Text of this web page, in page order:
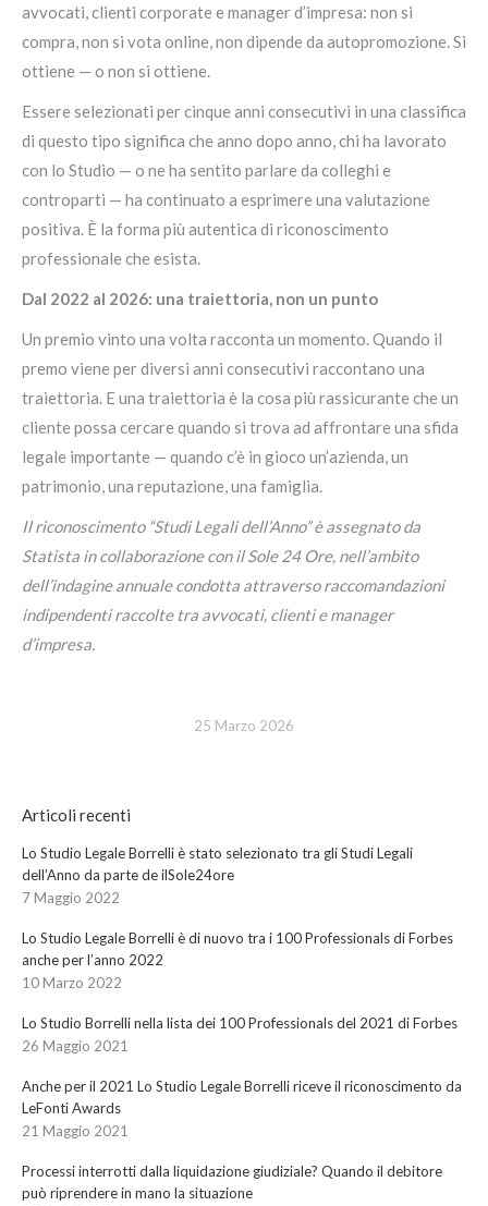
avvocati, clienti corporate e manager d’impresa: non si
compra, non si vota online, non dipende da autopromozione. Si
ottiene — o non si ottiene.
Essere selezionati per cinque anni consecutivi in una classifica
di questo tipo significa che anno dopo anno, chi ha lavorato
con lo Studio — o ne ha sentito parlare da colleghi e
controparti — ha continuato a esprimere una valutazione
positiva. È la forma più autentica di riconoscimento
professionale che esista.
Dal 2022 al 2026: una traiettoria, non un punto
Un premio vinto una volta racconta un momento. Quando il
premo viene per diversi anni consecutivi raccontano una
traiettoria. E una traiettoria è la cosa più rassicurante che un
cliente possa cercare quando si trova ad affrontare una sfida
legale importante — quando c’è in gioco un’azienda, un
patrimonio, una reputazione, una famiglia.
Il riconoscimento “Studi Legali dell’Anno” è assegnato da
Statista in collaborazione con il Sole 24 Ore, nell’ambito
dell’indagine annuale condotta attraverso raccomandazioni
indipendenti raccolte tra avvocati, clienti e manager
d’impresa.
25 Marzo 2026
Articoli recenti
Lo Studio Legale Borrelli è stato selezionato tra gli Studi Legali
dell’Anno da parte de ilSole24ore
7 Maggio 2022
Lo Studio Legale Borrelli è di nuovo tra i 100 Professionals di Forbes
anche per l’anno 2022
10 Marzo 2022
Lo Studio Borrelli nella lista dei 100 Professionals del 2021 di Forbes
26 Maggio 2021
Anche per il 2021 Lo Studio Legale Borrelli riceve il riconoscimento da
LeFonti Awards
21 Maggio 2021
Processi interrotti dalla liquidazione giudiziale? Quando il debitore
può riprendere in mano la situazione